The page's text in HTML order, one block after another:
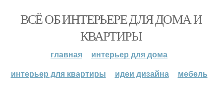
ВСЁ ОБ ИНТЕРЬЕРЕ ДЛЯ ДОМА И
КВАРТИРЫ
главная
интерьер для дома
интерьер для квартиры
идеи дизайна мебель